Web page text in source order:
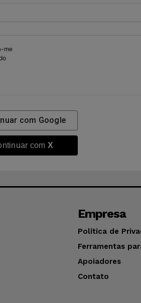
me
com Google
com X
Empresa
Política de
Ferramentas
Apoiadores
Contato